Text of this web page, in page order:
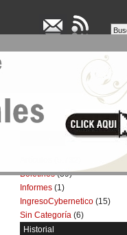
BOLETINES
Boletines(39)
Informes (1)
IngresoCybernetico (15)
Sin Categoría (6)
Historial